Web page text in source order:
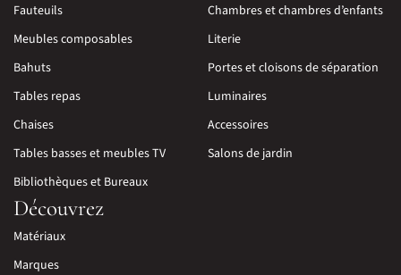
Fauteuils
Meubles composables
Bahuts
Tables repas
Chaises
Tables basses et meubles TV
Bibliothèques et Bureaux
Chambres et chambres d’enfants
Literie
Portes et cloisons de séparation
Luminaires
Accessoires
Salons de jardin
Découvrez
Matériaux
Marques